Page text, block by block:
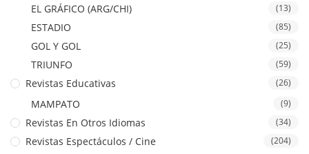
EL GRÁFICO (ARG/CHI) (13)
ESTADIO (85)
GOL Y GOL (25)
TRIUNFO (59)
Revistas Educativas (26)
MAMPATO (9)
Revistas En Otros Idiomas (34)
Revistas Espectáculos / Cine (204)